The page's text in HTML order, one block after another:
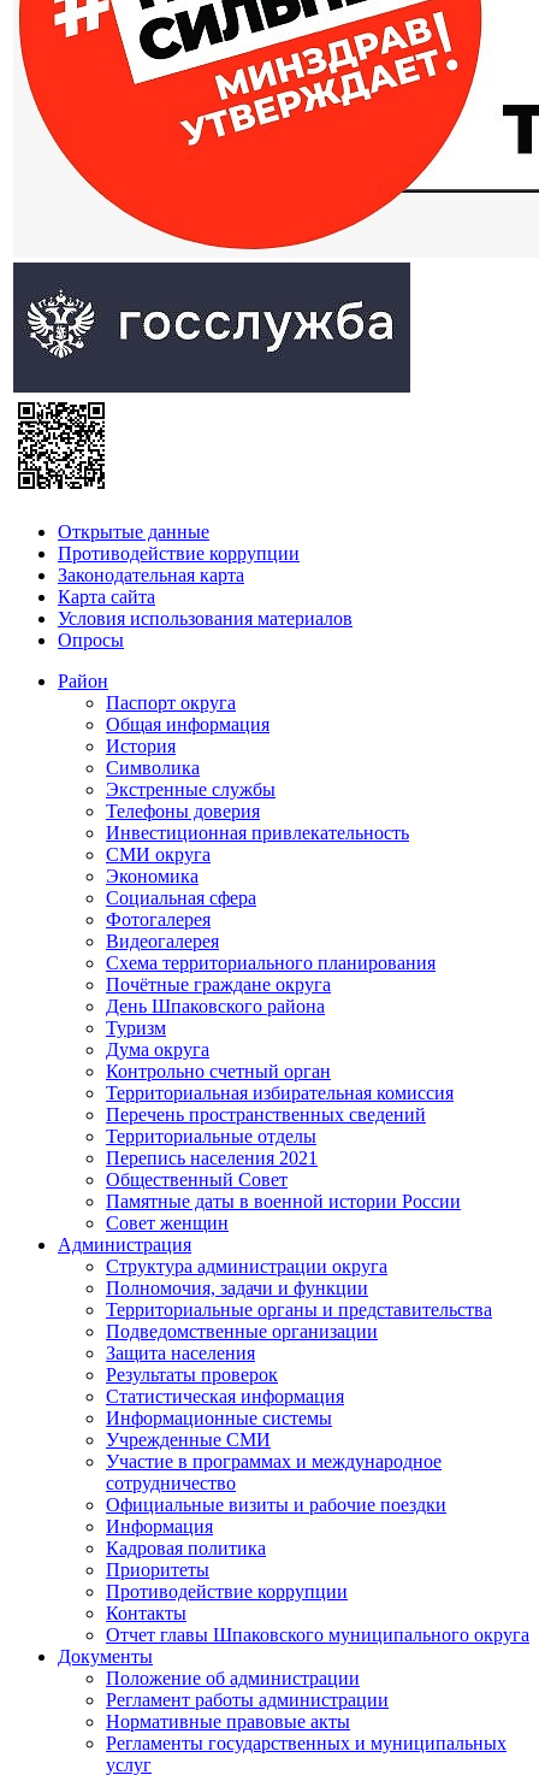
Открытые данные
Противодействие коррупции
Законодательная карта
Карта сайта
Условия использования материалов
Опросы
Район
Паспорт округа
Общая информация
История
Символика
Экстренные службы
Телефоны доверия
Инвестиционная привлекательность
СМИ округа
Экономика
Социальная сфера
Фотогалерея
Видеогалерея
Схема территориального планирования
Почётные граждане округа
День Шпаковского района
Туризм
Дума округа
Контрольно счетный орган
Территориальная избирательная комиссия
Перечень пространственных сведений
Территориальные отделы
Перепись населения 2021
Общественный Совет
Памятные даты в военной истории России
Совет женщин
Администрация
Структура администрации округа
Полномочия, задачи и функции
Территориальные органы и представительства
Подведомственные организации
Защита населения
Результаты проверок
Статистическая информация
Информационные системы
Учрежденные СМИ
Участие в программах и международное
сотрудничество
Официальные визиты и рабочие поездки
Информация
Кадровая политика
Приоритеты
Противодействие коррупции
Контакты
Отчет главы Шпаковского муниципального округа
Документы
Положение об администрации
Регламент работы администрации
Нормативные правовые акты
Регламенты государственных и муниципальных
услуг